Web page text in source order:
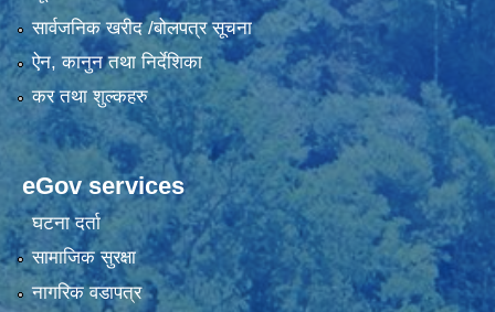
सार्वजनिक खरीद /बोलपत्र सूचना
ऐन, कानुन तथा निर्देशिका
कर तथा शुल्कहरु
eGov services
घटना दर्ता
सामाजिक सुरक्षा
नागरिक वडापत्र